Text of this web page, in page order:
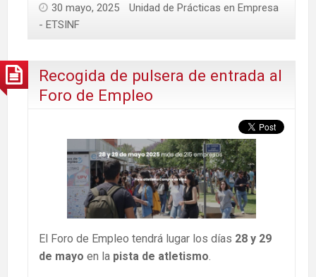
30 mayo, 2025
Unidad de Prácticas en Empresa
- ETSINF
Recogida de pulsera de entrada al
Foro de Empleo
El Foro de Empleo tendrá lugar los días 28 y 29
de mayo en la pista de atletismo